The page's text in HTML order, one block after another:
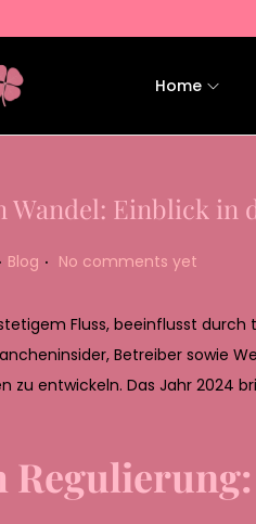
Home
Einblick in
. Posted in
Blog . No comments yet
Fluss, beeinflusst
Betreiber sowie
zu entwickeln. Das Jahr 2024